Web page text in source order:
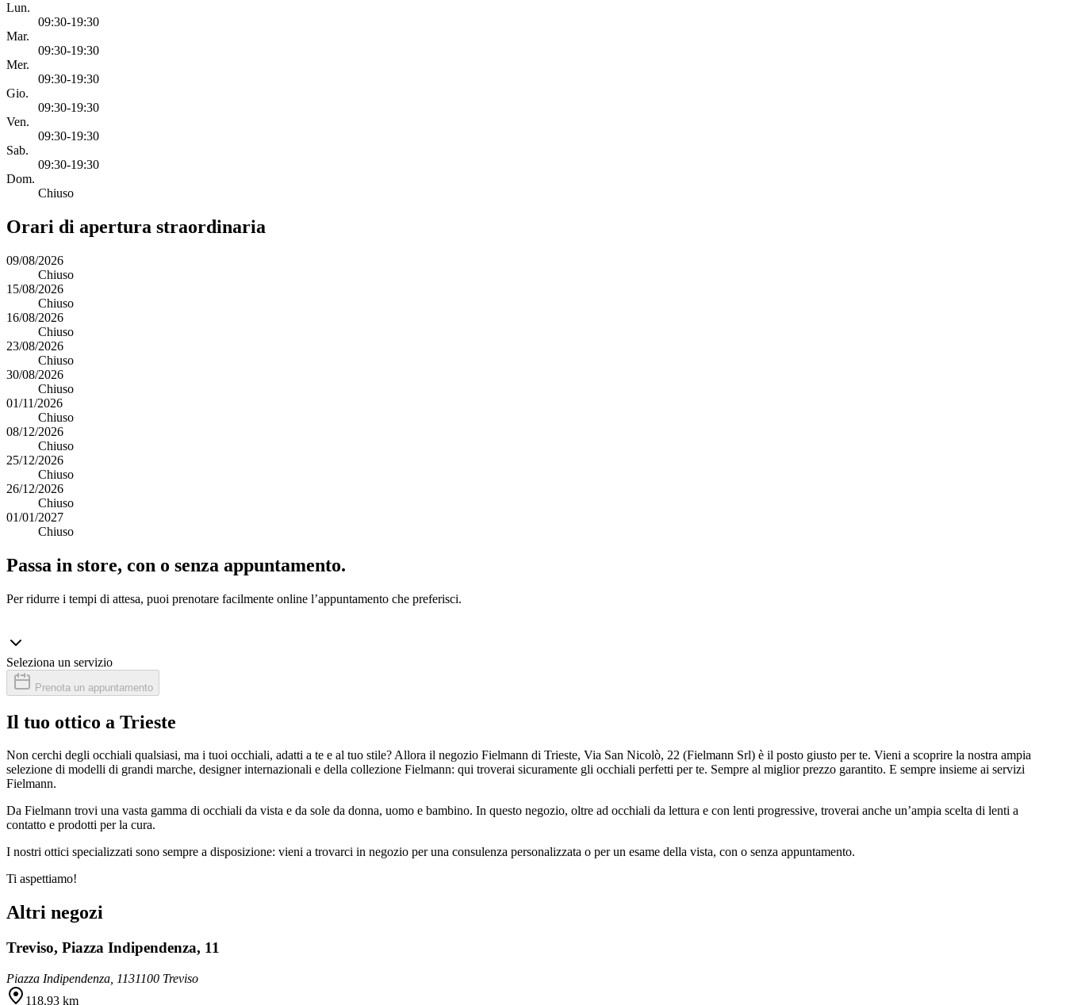
Lun.
09:30-19:30
Mar.
09:30-19:30
Mer.
09:30-19:30
Gio.
09:30-19:30
Ven.
09:30-19:30
Sab.
09:30-19:30
Dom.
Chiuso
Orari di apertura straordinaria
09/08/2026
Chiuso
15/08/2026
Chiuso
16/08/2026
Chiuso
23/08/2026
Chiuso
30/08/2026
Chiuso
01/11/2026
Chiuso
08/12/2026
Chiuso
25/12/2026
Chiuso
26/12/2026
Chiuso
01/01/2027
Chiuso
Passa in store, con o senza appuntamento.
Per ridurre i tempi di attesa, puoi prenotare facilmente online l’appuntamento che preferisci.
Seleziona un servizio
Prenota un appuntamento
Il tuo ottico a Trieste
Non cerchi degli occhiali qualsiasi, ma i tuoi occhiali, adatti a te e al tuo stile? Allora il negozio Fielmann di Trieste, Via San Nicolò, 22 (Fielmann Srl) è il posto giusto per te. Vieni a scoprire la nostra ampia
selezione di modelli di grandi marche, designer internazionali e della collezione Fielmann: qui troverai sicuramente gli occhiali perfetti per te. Sempre al miglior prezzo garantito. E sempre insieme ai servizi
Fielmann.
Da Fielmann trovi una vasta gamma di occhiali da vista e da sole da donna, uomo e bambino. In questo negozio, oltre ad occhiali da lettura e con lenti progressive, troverai anche un’ampia scelta di lenti a
contatto e prodotti per la cura.
I nostri ottici specializzati sono sempre a disposizione: vieni a trovarci in negozio per una consulenza personalizzata o per un esame della vista, con o senza appuntamento.
Ti aspettiamo!
Altri negozi
Treviso, Piazza Indipendenza, 11
Piazza Indipendenza, 1131100 Treviso
118.93 km